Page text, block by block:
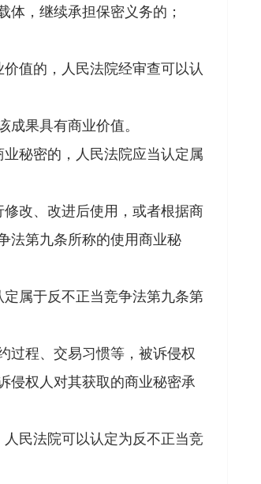
，继续承担保密义务的；
值的，人民法院经审查可以认
果具有商业价值。
秘密的，人民法院应当认定属
改、改进后使用，或者根据商
法第九条所称的使用商业秘
属于反不正当竞争法第九条第
程、交易习惯等，被诉侵权
侵权人对其获取的商业秘密承
民法院可以认定为反不正当竞